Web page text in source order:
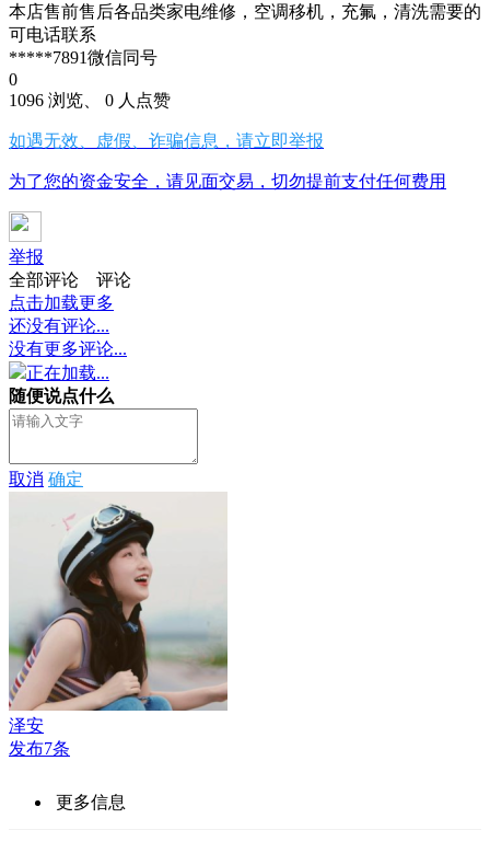
本店售前售后各品类家电维修，空调移机，充氟，清洗需要的
可电话联系
*****7891微信同号
0
1096 浏览、 0 人点赞
如遇无效、虚假、诈骗信息，请立即举报
为了您的资金安全，请见面交易，切勿提前支付任何费用
举报
全部评论
评论
点击加载更多
还没有评论...
没有更多评论...
正在加载...
随便说点什么
取消 确定
泽安
发布7条
更多信息